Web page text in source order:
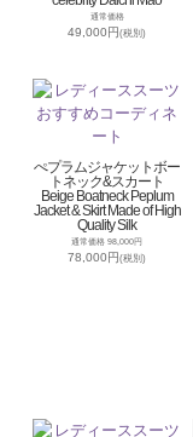
通常価格
49,000円(税別)
ぺプラムジャケットボー
トネック&スカート
Beige Boatneck Peplum
Jacket & Skirt Made of High
Quality Silk
通常価格 98,000円
78,000円(税別)